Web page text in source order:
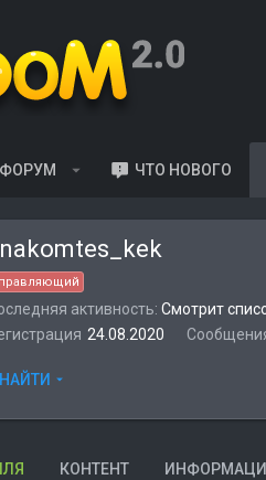
ФОРУМ ЧТО НОВОГО
активность Смотрит
24.08.2020
НАЙТИ
КОНТЕНТ